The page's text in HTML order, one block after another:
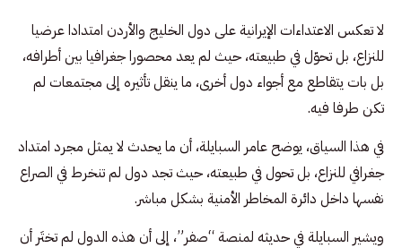
لا تعكس الاعتداءات الإيرانية على دول الخليج والأردن امتدادا عرضيا
للنزاع، بل تحوّل في طبيعته، حيث لم يعد محصورا جغرافيا بين أطرافه،
بل بات يتقاطع مع أجواء دول أخرى، ما ينقل تأثيره إلى مجتمعات لم
تكن طرفا فيه.
في هذا السياق، يوضح عامر السبايلة، أن ما يحدث لا يمثل مجرد امتداد
جغرافي للنزاع، بل تحول في طبيعته، حيث تجد دول لم تنخرط في الصراع
نفسها داخل دائرة المخاطر الأمنية بشكل مباشر.
ويشير السبايلة في حديثه لمنصة “صفر”، إلى أن هذه الدول لم تختَر أن